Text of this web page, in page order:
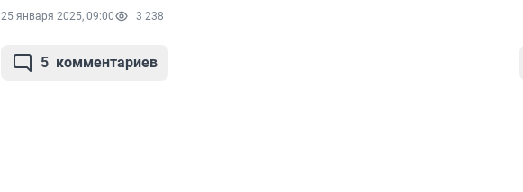
25 января 2025, 09:00 3 238
5 комментариев